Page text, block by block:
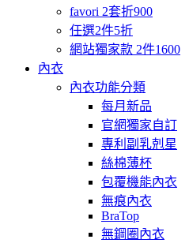
favori 2套折900
任選2件5折
網站獨家款 2件1600
內衣
內衣功能分類
每月新品
官網獨家自訂
專利副乳剋星
絲棉薄杯
包覆機能內衣
無痕內衣
BraTop
無鋼圈內衣